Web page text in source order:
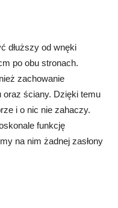
dłuższy od wnęki
po obu stronach.
zachowanie
oraz ściany. Dzięki temu
i o nic nie zahaczy.
funkcję
na nim żadnej zasłony